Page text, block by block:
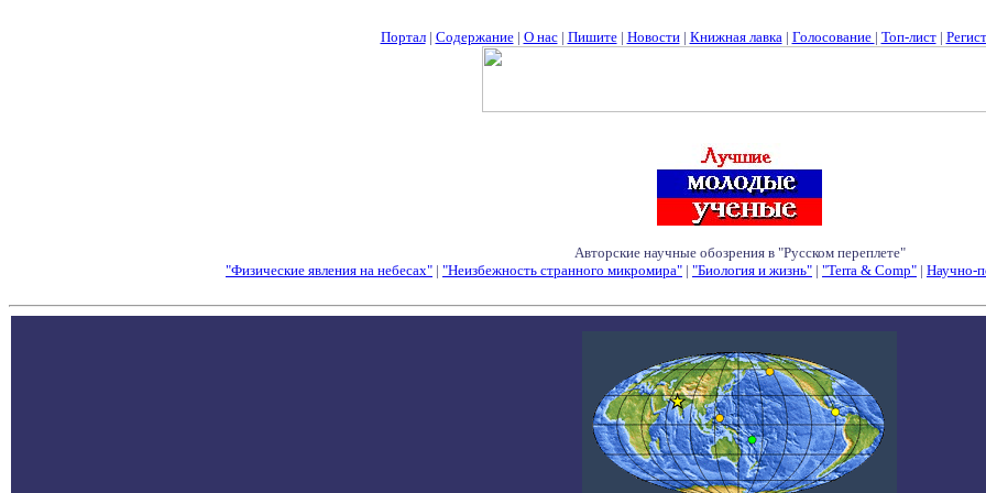
Портал| Содержание| О нас| Пишите| Новости| Книжная лавка| Голосование | Топ-лист|
Авторские научные обозрения в "Русском переплете"
"Физические явления на небесах" | "Неизбежность странного микромира" | "Биология и жизнь" | "Terra & Comp" | Научно-